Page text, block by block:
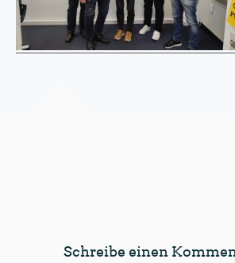
Schreibe einen